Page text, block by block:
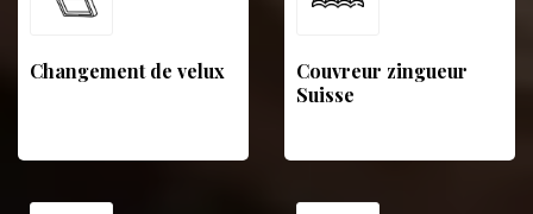
Changement de velux
Couvreur zingueur
Suisse